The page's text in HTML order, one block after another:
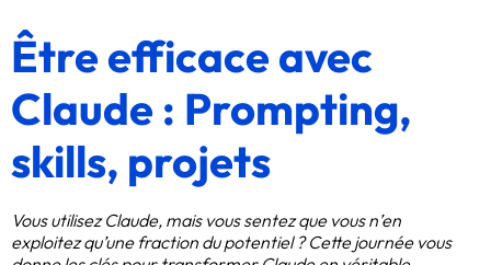
Être efficace avec
Claude : Prompting,
skills, projets
Vous utilisez Claude, mais vous sentez que vous n’en
exploitez qu’une fraction du potentiel ? Cette journée vous